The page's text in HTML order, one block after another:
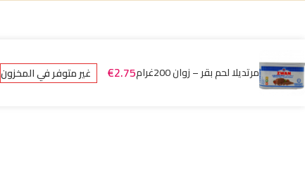
مرتديلا لحم بقر – زوان 200غرام €2.75 غير متوفر في المخزون